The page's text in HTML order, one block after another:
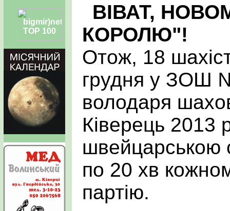
ВІВАТ,
КОРОЛЮ"!
Отож, 18
грудня у ЗОШ
володаря
Ківерець 2013
швейцарською
по 20 хв
партію.